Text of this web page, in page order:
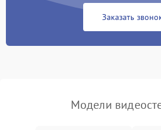
Заказать
Модели